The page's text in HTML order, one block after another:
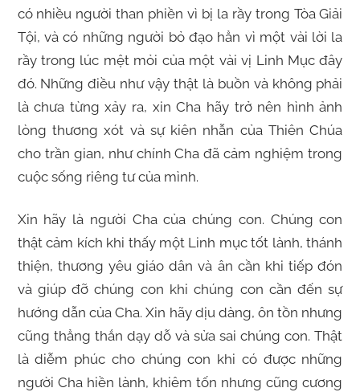
có nhiều người than phiền vì bị la rầy trong Tòa Giải
Tội, và có những người bỏ đạo hẳn vì một vài lời la
rầy trong lúc mệt mỏi của một vài vị Linh Mục đây
đó. Những điều như vậy thật là buồn và không phải
là chưa từng xảy ra, xin Cha hãy trở nên hình ảnh
lòng thương xót và sự kiên nhẫn của Thiên Chúa
cho trần gian, như chính Cha đã cảm nghiệm trong
cuộc sống riêng tư của mình.
Xin hãy là người Cha của chúng con. Chúng con
thật cảm kích khi thấy một Linh mục tốt lành, thánh
thiện, thương yêu giáo dân và ân cần khi tiếp đón
và giúp đỡ chúng con khi chúng con cần đến sự
hướng dẫn của Cha. Xin hãy dịu dàng, ôn tồn nhưng
cũng thẳng thắn dạy dỗ và sửa sai chúng con. Thật
là diễm phúc cho chúng con khi có được những
người Cha hiền lành, khiêm tốn nhưng cũng cương